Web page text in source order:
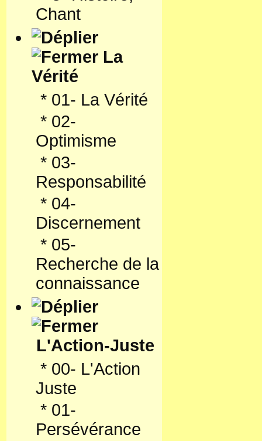
Chant
La
Vérité
* 01- La Vérité
* 02-
Optimisme
* 03-
Responsabilité
* 04-
Discernement
* 05-
Recherche de la
connaissance
L'Action-Juste
* 00- L'Action
Juste
* 01-
Persévérance